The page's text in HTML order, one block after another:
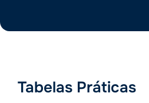
Tabelas Práticas